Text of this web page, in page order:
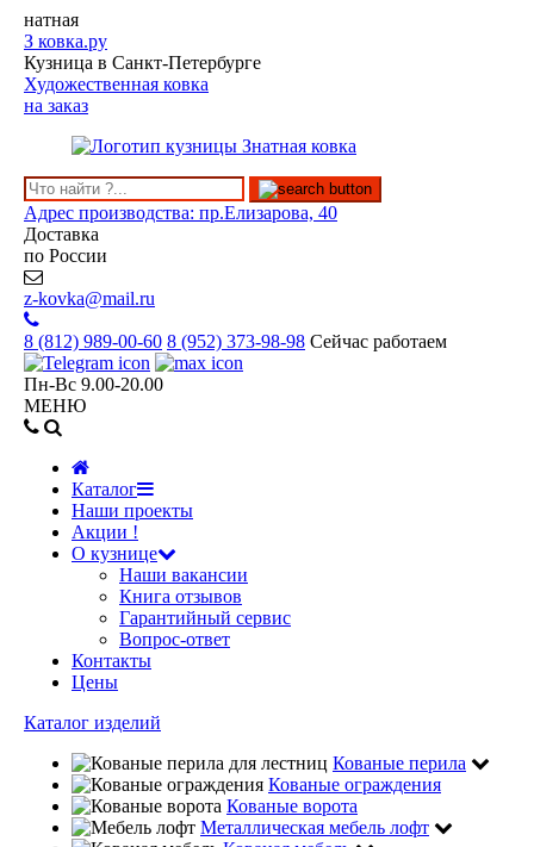
натная
З ковка.ру
Кузница в Санкт-Петербурге
Художественная ковка
на заказ
Адрес производства: пр.Елизарова, 40
Доставка
по России
z-kovka@mail.ru
8 (812) 989-00-60 8 (952) 373-98-98 Сейчас работаем
Пн-Вс 9.00-20.00
МЕНЮ
Каталог
Наши проекты
Акции !
О кузнице
Наши вакансии
Книга отзывов
Гарантийный сервис
Вопрос-ответ
Контакты
Цены
Каталог изделий
Кованые перила
Кованые ограждения
Кованые ворота
Металлическая мебель лофт